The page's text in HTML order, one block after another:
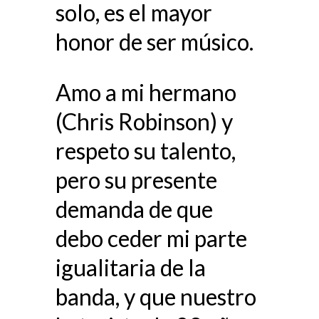
solo, es el mayor
honor de ser músico.
Amo a mi hermano
(Chris Robinson) y
respeto su talento,
pero su presente
demanda de que
debo ceder mi parte
igualitaria de la
banda, y que nuestro